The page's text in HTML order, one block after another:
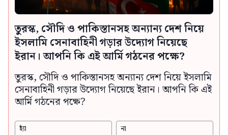
তুরস্ক, সৌদি ও পাকিস্তানসহ অন্যান্য দেশ নিয়ে
ইসলামি সেনাবাহিনী গড়ার উদ্যোগ নিয়েছে
ইরান। আপনি কি এই আর্মি গঠনের পক্ষে?
তুরস্ক, সৌদি ও পাকিস্তানসহ অন্যান্য দেশ নিয়ে ইসলামি
সেনাবাহিনী গড়ার উদ্যোগ নিয়েছে ইরান। আপনি কি এই
আর্মি গঠনের পক্ষে?
হ্যাঁ না